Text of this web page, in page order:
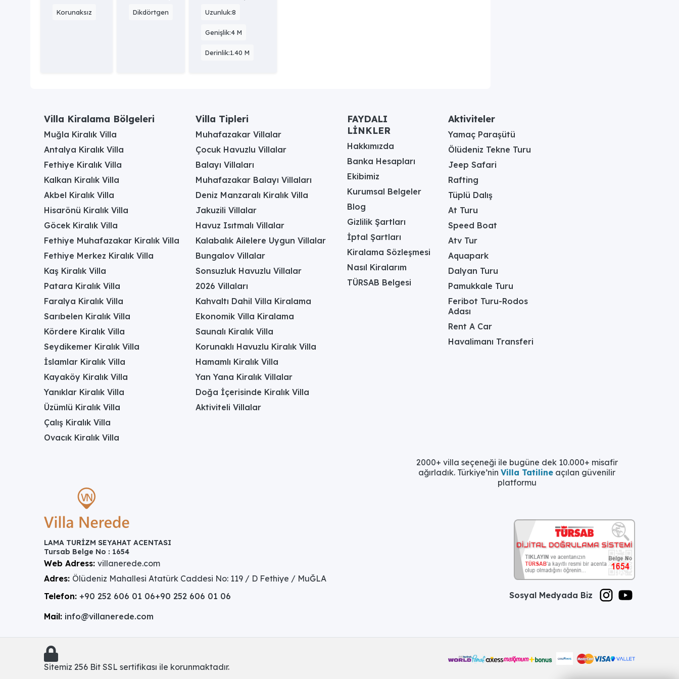
Korunaksız Dikdörtgen Uzunluk:8
Genişlik:4 M
Derinlik:1.40 M
Villa Kiralama Bölgeleri
Muğla Kiralık Villa
Antalya Kiralık Villa
Fethiye Kiralık Villa
Kalkan Kiralık Villa
Akbel Kiralık Villa
Hisarönü Kiralık Villa
Göcek Kiralık Villa
Fethiye Muhafazakar Kiralık Villa
Fethiye Merkez Kiralık Villa
Kaş Kiralık Villa
Patara Kiralık Villa
Faralya Kiralık Villa
Sarıbelen Kiralık Villa
Kördere Kiralık Villa
Seydikemer Kiralık Villa
İslamlar Kiralık Villa
Kayaköy Kiralık Villa
Yanıklar Kiralık Villa
Üzümlü Kiralık Villa
Çalış Kiralık Villa
Ovacık Kiralık Villa
Villa Tipleri
Muhafazakar Villalar
Çocuk Havuzlu Villalar
Balayı Villaları
Muhafazakar Balayı Villaları
Deniz Manzaralı Kiralık Villa
Jakuzili Villalar
Havuz Isıtmalı Villalar
Kalabalık Ailelere Uygun Villalar
Bungalov Villalar
Sonsuzluk Havuzlu Villalar
2026 Villaları
Kahvaltı Dahil Villa Kiralama
Ekonomik Villa Kiralama
Saunalı Kiralık Villa
Korunaklı Havuzlu Kiralık Villa
Hamamlı Kiralık Villa
Yan Yana Kiralık Villalar
Doğa İçerisinde Kiralık Villa
Aktiviteli Villalar
FAYDALI
LİNKLER
Hakkımızda
Banka Hesapları
Ekibimiz
Kurumsal Belgeler
Blog
Gizlilik Şartları
İptal Şartları
Kiralama Sözleşmesi
Nasıl Kiralarım
TÜRSAB Belgesi
Aktiviteler
Yamaç Paraşütü
Ölüdeniz Tekne Turu
Jeep Safari
Rafting
Tüplü Dalış
At Turu
Speed Boat
Atv Tur
Aquapark
Dalyan Turu
Pamukkale Turu
Feribot Turu-Rodos
Adası
Rent A Car
Havalimanı Transferi
2000+ villa seçeneği ile bugüne dek 10.000+ misafir
ağırladık. Türkiye’nin Villa Tatiline açılan güvenilir
platformu
LAMA TURİZM SEYAHAT ACENTASI
Tursab Belge No : 1654
Web Adress: villanerede.com
Adres: Ölüdeniz Mahallesi Atatürk Caddesi No: 119 / D Fethiye / MuĞLA
Telefon: +90 252 606 01 06+90 252 606 01 06
Mail: info@villanerede.com
Sosyal Medyada Biz
Sitemiz 256 Bit SSL sertifikası ile korunmaktadır.